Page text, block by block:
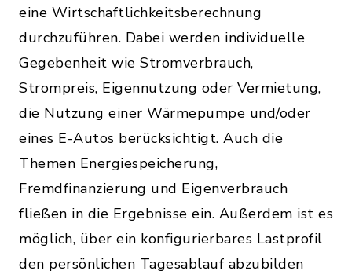
eine Wirtschaftlichkeitsberechnung
durchzuführen. Dabei werden individuelle
Gegebenheit wie Stromverbrauch,
Strompreis, Eigennutzung oder Vermietung,
die Nutzung einer Wärmepumpe und/oder
eines E-Autos berücksichtigt. Auch die
Themen Energiespeicherung,
Fremdfinanzierung und Eigenverbrauch
fließen in die Ergebnisse ein. Außerdem ist es
möglich, über ein konfigurierbares Lastprofil
den persönlichen Tagesablauf abzubilden